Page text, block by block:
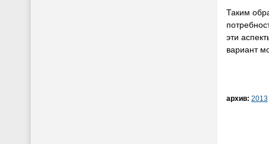
Таким
эти
вариант
архив: 2013